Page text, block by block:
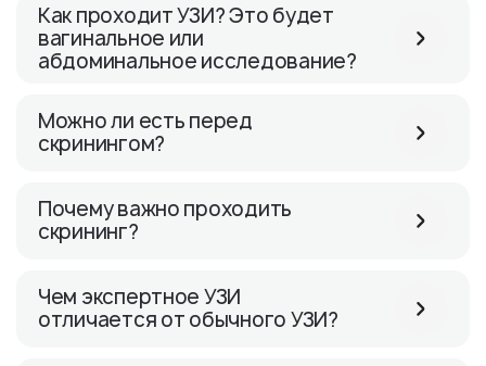
Как проходит УЗИ? Это будет
вагинальное или
абдоминальное исследование?
Можно ли есть перед
скринингом?
Почему важно проходить
скрининг?
Чем экспертное УЗИ
отличается от обычного УЗИ?